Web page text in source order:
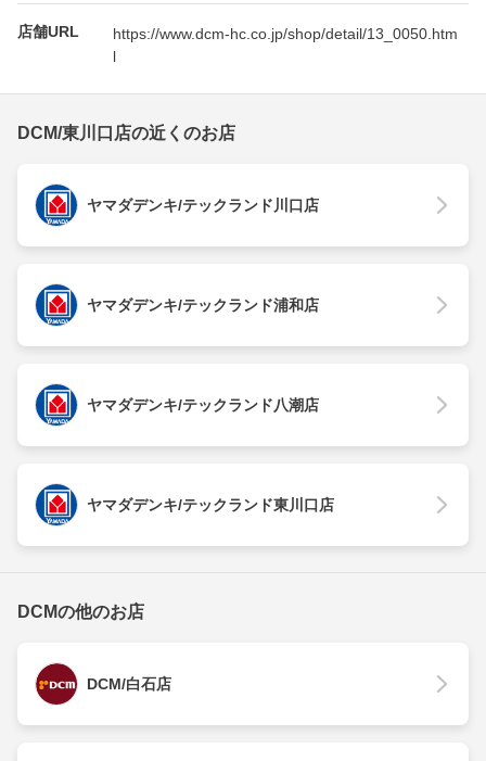
店舗URL
https://www.dcm-hc.co.jp/shop/detail/13_0050.htm
l
DCM/東川口店の近くのお店
ヤマダデンキ/テックランド川口店
ヤマダデンキ/テックランド浦和店
ヤマダデンキ/テックランド八潮店
ヤマダデンキ/テックランド東川口店
DCMの他のお店
DCM/白石店